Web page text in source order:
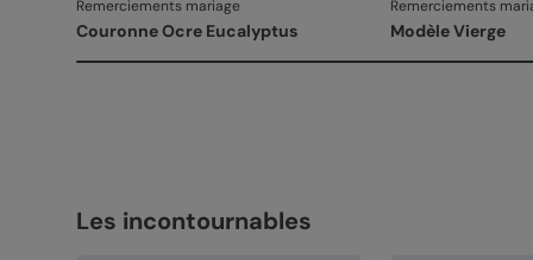
Remerciements mariage
Couronne Ocre Eucalyptus
Remerciements
Modèle Vierge
Les incontournables